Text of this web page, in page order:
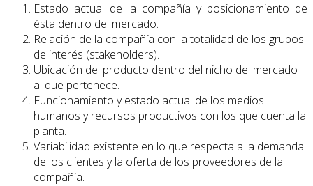
Estado actual de la compañía y posicionamiento de
ésta dentro del mercado.
Relación de la compañía con la totalidad de los grupos
de interés (stakeholders).
Ubicación del producto dentro del nicho del mercado
al que pertenece.
Funcionamiento y estado actual de los medios
humanos y recursos productivos con los que cuenta la
planta.
Variabilidad existente en lo que respecta a la demanda
de los clientes y la oferta de los proveedores de la
compañía.